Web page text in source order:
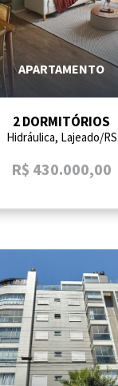
APARTAMENTO
2 DORMITÓRIOS
Hidráulica, Lajeado/RS
R$ 430.000,00